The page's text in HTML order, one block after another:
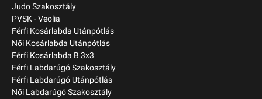
Judo Szakosztály
PVSK - Veolia
Férfi Kosárlabda Utánpótlás
Női Kosárlabda Utánpótlás
Férfi Kosárlabda B 3x3
Férfi Labdarúgó Szakosztály
Férfi Labdarúgó Utánpótlás
Női Labdarúgó Szakosztály